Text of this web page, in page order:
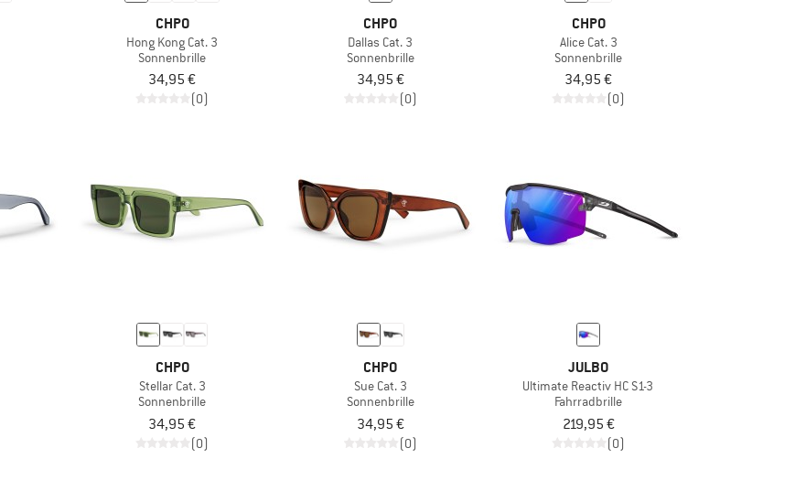
CHPO
Hong Kong Cat. 3
Sonnenbrille
34,95 €
(0)
CHPO
Dallas Cat. 3
Sonnenbrille
34,95 €
(0)
CHPO
Alice Cat. 3
Sonnenbrille
34,95 €
(0)
CHPO
Stellar Cat. 3
Sonnenbrille
34,95 €
(0)
CHPO
Sue Cat. 3
Sonnenbrille
34,95 €
(0)
JULBO
Ultimate Reactiv HC S1-3
Fahrradbrille
219,95 €
(0)